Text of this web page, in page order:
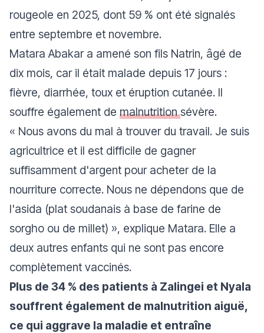
rougeole en 2025, dont 59 % ont été signalés
entre septembre et novembre.
Matara Abakar a amené son fils Natrin, âgé de
dix mois, car il était malade depuis 17 jours :
fièvre, diarrhée, toux et éruption cutanée. Il
souffre également de malnutritionsévère.
« Nous avons du mal à trouver du travail. Je suis
agricultrice et il est difficile de gagner
suffisamment d'argent pour acheter de la
nourriture correcte. Nous ne dépendons que de
l'asida (plat soudanais à base de farine de
sorgho ou de millet) », explique Matara. Elle a
deux autres enfants qui ne sont pas encore
complètement vaccinés.
Plus de 34 % des patients à Zalingei et Nyala
souffrent également de malnutrition aiguë,
ce qui aggrave la maladie et entraîne